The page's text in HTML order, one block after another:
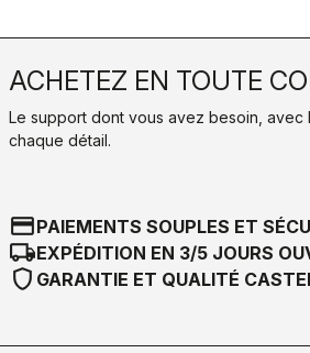
ACHETEZ EN TOUTE
Le support dont vous avez besoin, avec
chaque détail.
credit_cardPAIEMENTS SOUPLES ET
local_shippingEXPÉDITION EN 3/5 JOURS
shield GARANTIE ET QUALITÉ